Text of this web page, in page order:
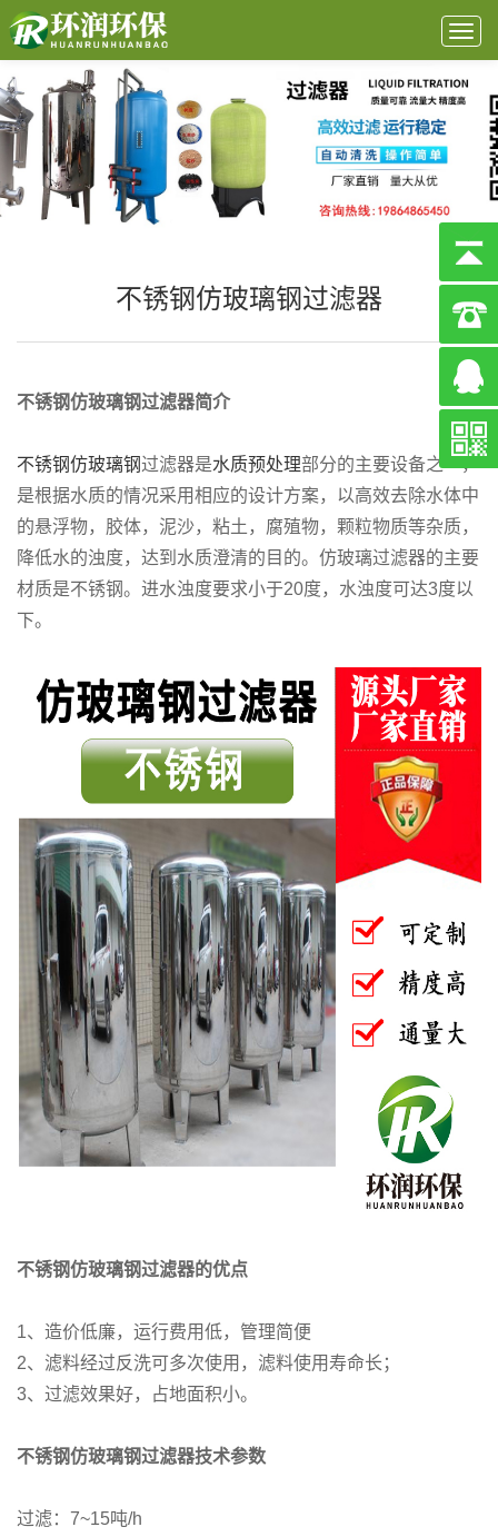
不锈钢仿玻璃钢过滤器
不锈钢仿玻璃钢过滤器简介
不锈钢仿玻璃钢过滤器是水质预处理部分的主要设备之一，
是根据水质的情况采用相应的设计方案，以高效去除水体中
的悬浮物，胶体，泥沙，粘土，腐殖物，颗粒物质等杂质，
降低水的浊度，达到水质澄清的目的。仿玻璃过滤器的主要
材质是不锈钢。进水浊度要求小于20度，水浊度可达3度以
下。
不锈钢仿玻璃钢过滤器的优点
1、造价低廉，运行费用低，管理简便
2、滤料经过反洗可多次使用，滤料使用寿命长；
3、过滤效果好，占地面积小。
不锈钢仿玻璃钢过滤器技术参数
过滤：7~15吨/h